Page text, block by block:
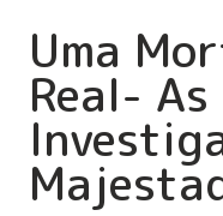
Uma
Real- As